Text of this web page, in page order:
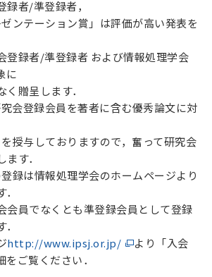
録者/準登録者，
ゼンテーション賞」は評価が高い発表を
登録者/準登録者 および情報処理学会
に
贈呈します．
会登録会員を著者に含む優秀論文に対
を授与しておりますので，奮って研究会
す．
録は情報処理学会のホームページより
会員でなくとも準登録会員として登録
http://www.ipsj.or.jp/
より「入会
ご覧ください．